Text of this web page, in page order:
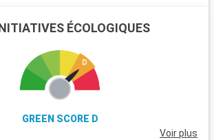
ÉCOLOGIQUES
GREEN SCORE D
Voir plus